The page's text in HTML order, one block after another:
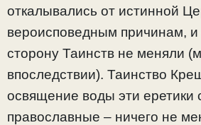
откалывались от истинной
вероисповедным причинам,
сторону Таинств не меняли
впоследствии). Таинство
освящение воды эти еретики
православные – ничего не